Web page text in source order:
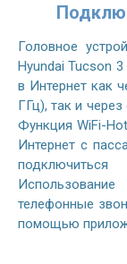
Головное
Hyundai Tucson
в Интернет как
ГГц), так и
Функция WiFi-
Интернет с
телефонные
помощью